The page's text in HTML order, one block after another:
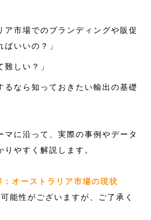
ア市場でのブランディングや販促
ばいいの？」
難しい？」
るなら知っておきたい輸出の基礎
マに沿って、実際の事例やデータ
りやすく解説します。
：オーストラリア市場の現状
能性がございますが、ご了承く